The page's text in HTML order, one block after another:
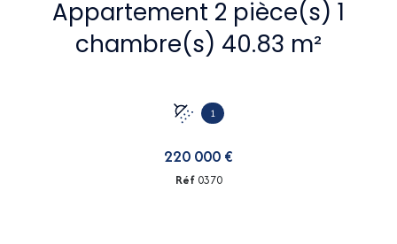
Appartement 2 pièce(s) 1
chambre(s) 40.83 m²
1
220 000 €
Réf 0370